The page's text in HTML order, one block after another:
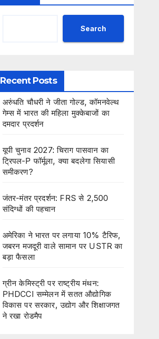
Search
Recent Posts
अरुंधति चौधरी ने जीता गोल्ड, कॉमनवेल्थ
गेम्स में भारत की महिला मुक्केबाजों का
दमदार प्रदर्शन
यूपी चुनाव 2027: चिराग पासवान का
ट्रिपल-P फॉर्मूला, क्या बदलेगा सियासी
समीकरण?
जंतर-मंतर प्रदर्शन: FRS से 2,500
संदिग्धों की पहचान
अमेरिका ने भारत पर लगाया 10% टैरिफ,
जबरन मजदूरी वाले सामान पर USTR का
बड़ा फैसला
ग्रीन केमिस्ट्री पर राष्ट्रीय मंथन:
PHDCCI सम्मेलन में सतत औद्योगिक
विकास पर सरकार, उद्योग और शिक्षाजगत
ने रखा रोडमैप